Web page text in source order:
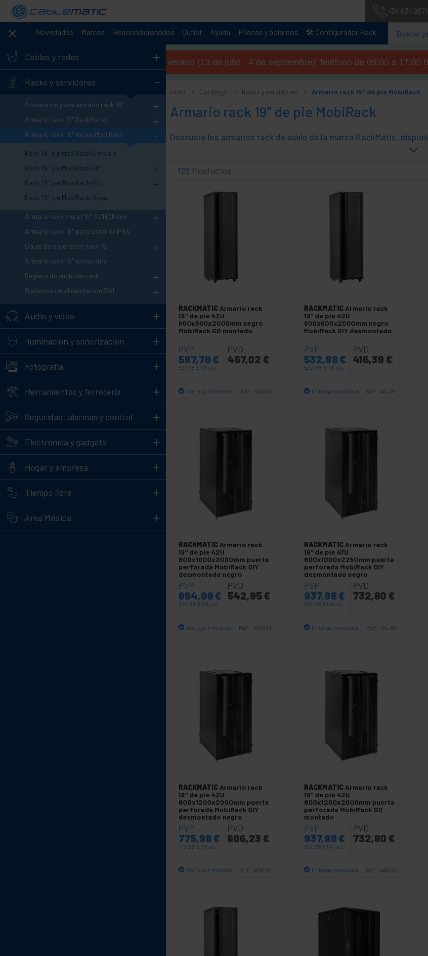
+34
Novedades Marcas Reacondicionados Outlet Ayuda Pilonas y bolardos 🛠️ Configurador Rack
Cables y redes +
Racks y servidores -
Accesorios para armario rack 19" +
Armario rack 10" RackMatic +
Armario rack 19" de pie MobiRack -
Rack 19" pie MobiRack Consola
Rack 19" pie MobiRack DIY
+
Rack 19" pie MobiRack GO +
Rack 19" pie MobiRack Open
Armario rack mural 19" SOHORack +
Armario rack 19" para exterior IP55
Cajas de ordenador rack 19
+
Armario rack 19" estructura
Regleta de enchufes rack
+
Sistemas de alimentación SAI +
Audio y vídeo +
Iluminación y sonorización +
Fotografía +
Herramientas y ferretería +
Seguridad, alarmas y control +
Electrónica y gadgets +
Hogar y empresa +
Tiempo libre +
Area Médica +
Horario de verano (13 de julio - 4 de septiembre): teléfono de 09:00 a 17:00
Inicio Catálogo Racks y servidores Armario rack 19" de pie MobiRack
Armario rack 19" de pie MobiRack
126 Productos
RACKMATIC Armario rack
19" de pie 42U
600x600x2000mm negro
MobiRack GO montado
PVP
597,78€
597,78 € IVA inc.
PVD
467,02 €
Entrega inmediata REF: WA051
RACKMATIC Armario rack
19'' de pie 42U
600x600x2000mm negro
MobiRack DIY desmontado
PVP
532,98€
532,98 € IVA inc.
PVD
416,39 €
Entrega inmediata REF: WL051
RACKMATIC Armario rack
19" de pie 42U
800x1000x2000mm puerta
perforada MobiRack DIY
desmontado negro
PVP
694,98€
694,98 € IVA inc.
PVD
542,95 €
Entrega inmediata REF: WN066
RACKMATIC Armario rack
19" de pie 47U
800x1000x2250mm puerta
perforada MobiRack DIY
desmontado negro
PVP
937,98€
937,98 € IVA inc.
PVD
732,80 €
Entrega inmediata REF: WL165
RACKMATIC Armario rack
19" de pie 42U
800x1200x2000mm puerta
perforada MobiRack DIY
desmontado negro
PVP
775,98€
775,98 € IVA inc.
PVD
606,23 €
Entrega inmediata REF: WN067
RACKMATIC Armario rack
19" de pie 42U
800x1200x2000mm puerta
perforada MobiRack GO
montado
PVP
937,98€
937,98 € IVA inc.
PVD
732,80 €
Entrega inmediata REF: WA067